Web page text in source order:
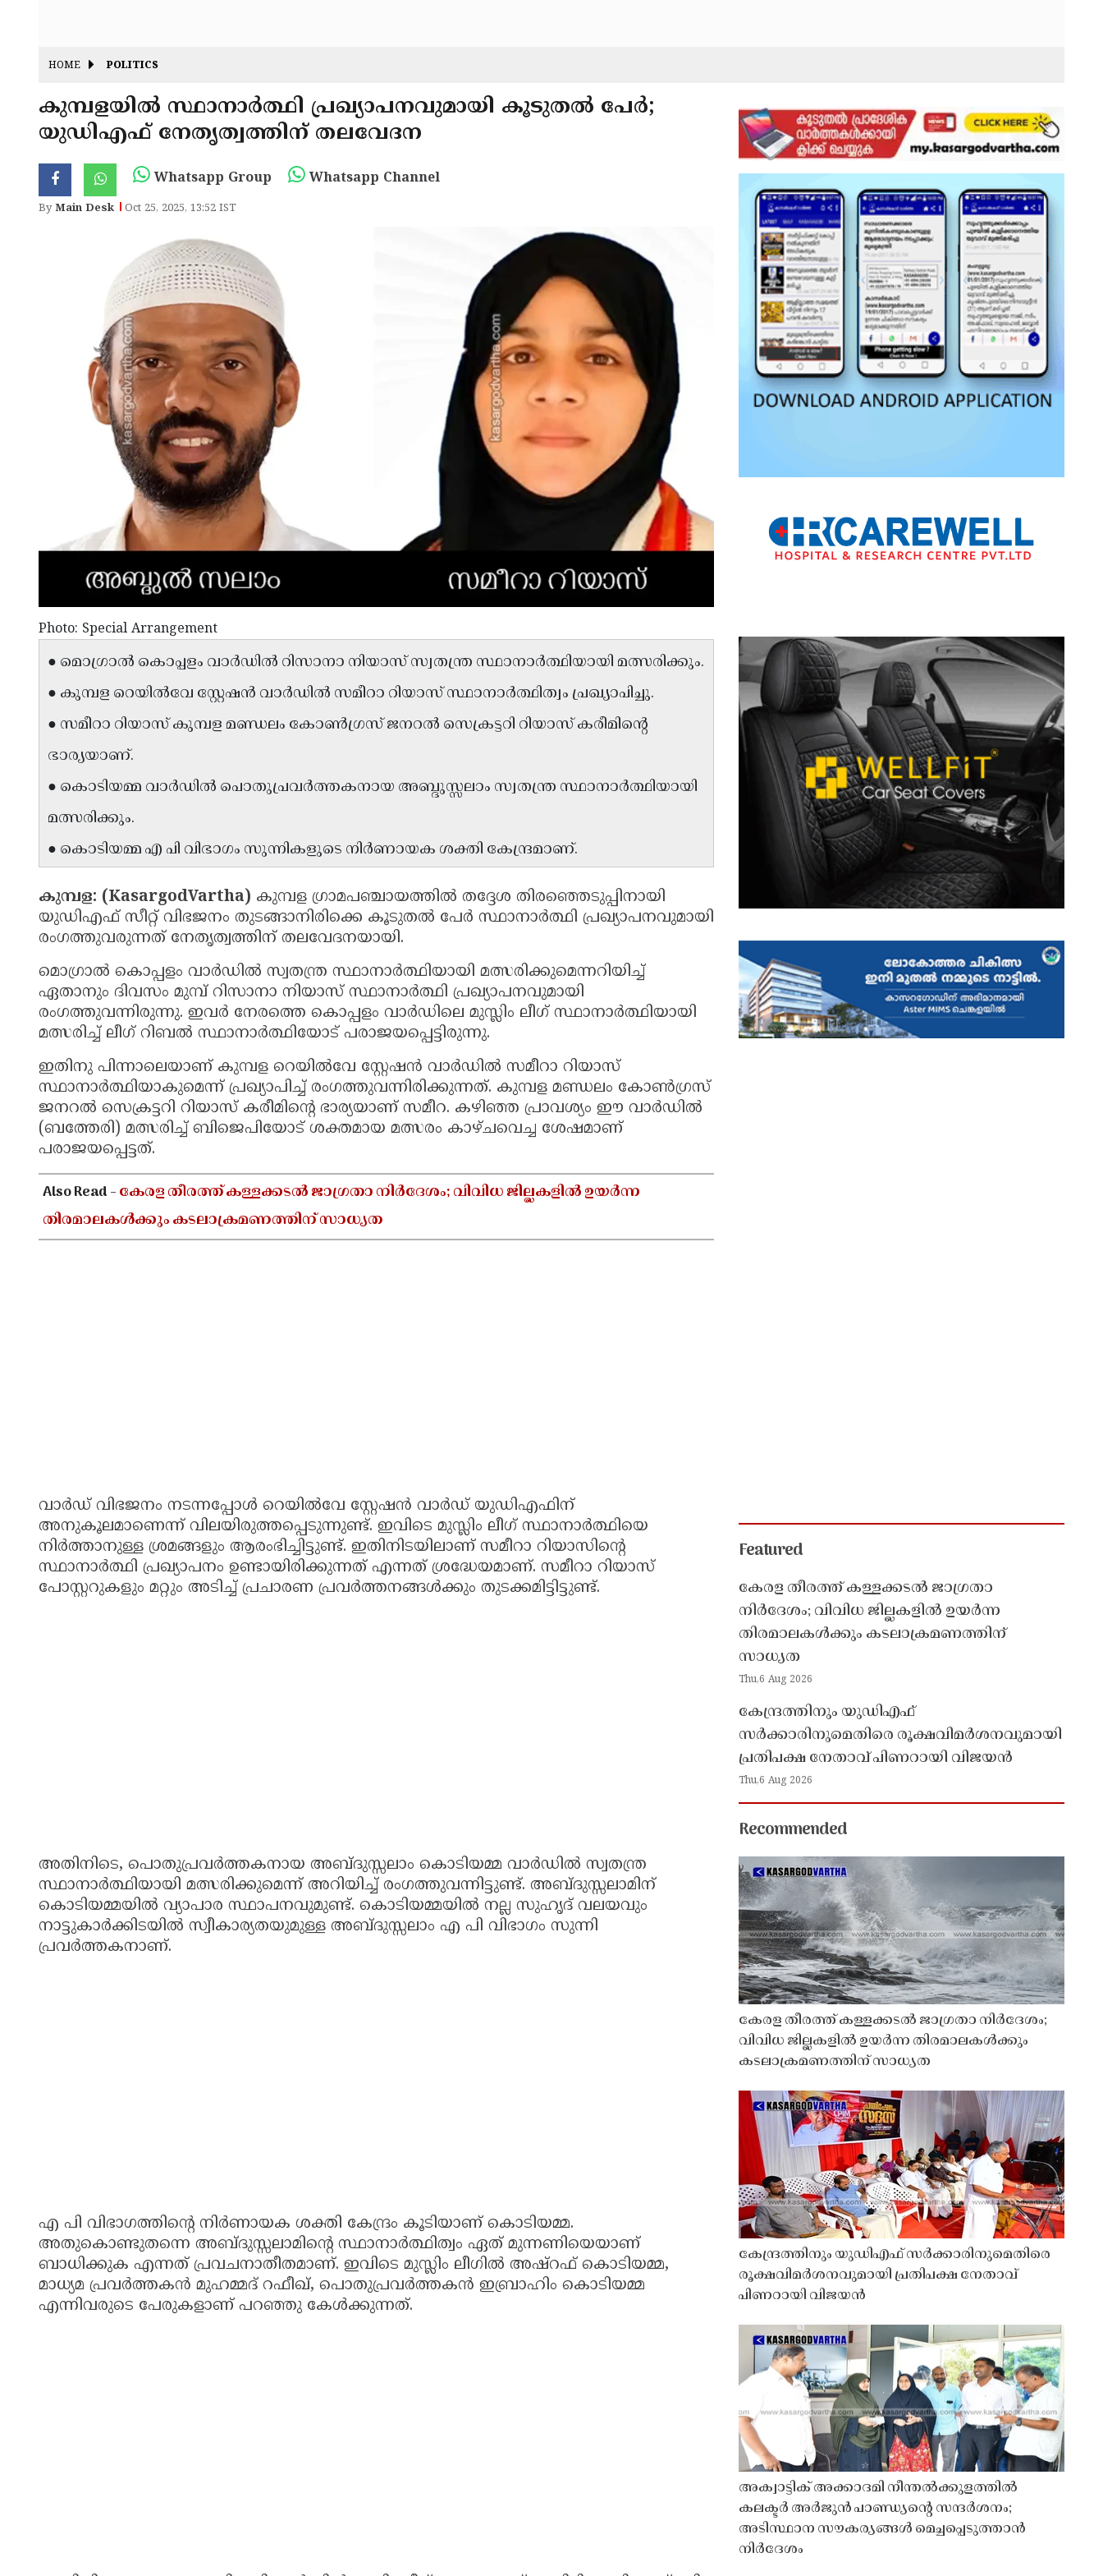
HOME POLITICS
കുമ്പളയിൽ സ്ഥാനാർത്ഥി പ്രഖ്യാപനവുമായി കൂടുതൽ പേർ;
യുഡിഎഫ് നേതൃത്വത്തിന് തലവേദന
Whatsapp Group Whatsapp Channel
ByMain Desk Oct 25, 2025, 13:52 IST
Photo: Special Arrangement
● മൊഗ്രാൽ കൊപ്പളം വാർഡിൽ റിസാനാ നിയാസ് സ്വതന്ത്ര സ്ഥാനാർത്ഥിയായി മത്സരിക്കും.
● കുമ്പള റെയിൽവേ സ്റ്റേഷൻ വാർഡിൽ സമീറാ റിയാസ് സ്ഥാനാർത്ഥിത്വം പ്രഖ്യാപിച്ചു.
● സമീറാ റിയാസ് കുമ്പള മണ്ഡലം കോൺഗ്രസ് ജനറൽ സെക്രട്ടറി റിയാസ് കരീമിന്റെ
ഭാര്യയാണ്.
● കൊടിയമ്മ വാർഡിൽ പൊതുപ്രവർത്തകനായ അബ്ദുസ്സലാം സ്വതന്ത്ര സ്ഥാനാർത്ഥിയായി
മത്സരിക്കും.
● കൊടിയമ്മ എ പി വിഭാഗം സുന്നികളുടെ നിർണായക ശക്തി കേന്ദ്രമാണ്.
കുമ്പള: (KasargodVartha) കുമ്പള ഗ്രാമപഞ്ചായത്തിൽ തദ്ദേശ തിരഞ്ഞെടുപ്പിനായി
യുഡിഎഫ് സീറ്റ് വിഭജനം തുടങ്ങാനിരിക്കെ കൂടുതൽ പേർ സ്ഥാനാർത്ഥി പ്രഖ്യാപനവുമായി
രംഗത്തുവരുന്നത് നേതൃത്വത്തിന് തലവേദനയായി.
മൊഗ്രാൽ കൊപ്പളം വാർഡിൽ സ്വതന്ത്ര സ്ഥാനാർത്ഥിയായി മത്സരിക്കുമെന്നറിയിച്ച്
ഏതാനും ദിവസം മുമ്പ് റിസാനാ നിയാസ് സ്ഥാനാർത്ഥി പ്രഖ്യാപനവുമായി
രംഗത്തുവന്നിരുന്നു. ഇവർ നേരത്തെ കൊപ്പളം വാർഡിലെ മുസ്ലിം ലീഗ് സ്ഥാനാർത്ഥിയായി
മത്സരിച്ച് ലീഗ് റിബൽ സ്ഥാനാർത്ഥിയോട് പരാജയപ്പെട്ടിരുന്നു.
ഇതിനു പിന്നാലെയാണ് കുമ്പള റെയിൽവേ സ്റ്റേഷൻ വാർഡിൽ സമീറാ റിയാസ്
സ്ഥാനാർത്ഥിയാകുമെന്ന് പ്രഖ്യാപിച്ച് രംഗത്തുവന്നിരിക്കുന്നത്. കുമ്പള മണ്ഡലം കോൺഗ്രസ്
ജനറൽ സെക്രട്ടറി റിയാസ് കരീമിന്റെ ഭാര്യയാണ് സമീറ. കഴിഞ്ഞ പ്രാവശ്യം ഈ വാർഡിൽ
(ബത്തേരി) മത്സരിച്ച് ബിജെപിയോട് ശക്തമായ മത്സരം കാഴ്ചവെച്ച ശേഷമാണ്
പരാജയപ്പെട്ടത്.
Also Read -കേരള തീരത്ത് കള്ളക്കടൽ ജാഗ്രതാ നിർദേശം; വിവിധ ജില്ലകളിൽ ഉയർന്ന
തിരമാലകൾക്കും കടലാക്രമണത്തിന് സാധ്യത
വാർഡ് വിഭജനം നടന്നപ്പോൾ റെയിൽവേ സ്റ്റേഷൻ വാർഡ് യുഡിഎഫിന്
അനുകൂലമാണെന്ന് വിലയിരുത്തപ്പെടുന്നുണ്ട്. ഇവിടെ മുസ്ലിം ലീഗ് സ്ഥാനാർത്ഥിയെ
നിർത്താനുള്ള ശ്രമങ്ങളും ആരംഭിച്ചിട്ടുണ്ട്. ഇതിനിടയിലാണ് സമീറാ റിയാസിന്റെ
സ്ഥാനാർത്ഥി പ്രഖ്യാപനം ഉണ്ടായിരിക്കുന്നത് എന്നത് ശ്രദ്ധേയമാണ്. സമീറാ റിയാസ്
പോസ്റ്ററുകളും മറ്റും അടിച്ച് പ്രചാരണ പ്രവർത്തനങ്ങൾക്കും തുടക്കമിട്ടിട്ടുണ്ട്.
അതിനിടെ, പൊതുപ്രവർത്തകനായ അബ്ദുസ്സലാം കൊടിയമ്മ വാർഡിൽ സ്വതന്ത്ര
സ്ഥാനാർത്ഥിയായി മത്സരിക്കുമെന്ന് അറിയിച്ച് രംഗത്തുവന്നിട്ടുണ്ട്. അബ്ദുസ്സലാമിന്
കൊടിയമ്മയിൽ വ്യാപാര സ്ഥാപനവുമുണ്ട്. കൊടിയമ്മയിൽ നല്ല സുഹൃദ് വലയവും
നാട്ടുകാർക്കിടയിൽ സ്വീകാര്യതയുമുള്ള അബ്ദുസ്സലാം എ പി വിഭാഗം സുന്നി
പ്രവർത്തകനാണ്.
എ പി വിഭാഗത്തിന്റെ നിർണായക ശക്തി കേന്ദ്രം കൂടിയാണ് കൊടിയമ്മ.
അതുകൊണ്ടുതന്നെ അബ്ദുസ്സലാമിന്റെ സ്ഥാനാർത്ഥിത്വം ഏത് മുന്നണിയെയാണ്
ബാധിക്കുക എന്നത് പ്രവചനാതീതമാണ്. ഇവിടെ മുസ്ലിം ലീഗിൽ അഷ്റഫ് കൊടിയമ്മ,
മാധ്യമ പ്രവർത്തകൻ മുഹമ്മദ് റഫീഖ്, പൊതുപ്രവർത്തകൻ ഇബ്രാഹിം കൊടിയമ്മ
എന്നിവരുടെ പേരുകളാണ് പറഞ്ഞു കേൾക്കുന്നത്.
Featured
കേരള തീരത്ത് കള്ളക്കടൽ ജാഗ്രതാ
നിർദേശം; വിവിധ ജില്ലകളിൽ ഉയർന്ന
തിരമാലകൾക്കും കടലാക്രമണത്തിന്
സാധ്യത
Thu,6 Aug 2026
കേന്ദ്രത്തിനും യുഡിഎഫ്
സർക്കാരിനുമെതിരെ രൂക്ഷവിമർശനവുമായി
പ്രതിപക്ഷ നേതാവ് പിണറായി വിജയൻ
Thu,6 Aug 2026
Recommended
കേരള തീരത്ത് കള്ളക്കടൽ ജാഗ്രതാ നിർദേശം;
വിവിധ ജില്ലകളിൽ ഉയർന്ന തിരമാലകൾക്കും
കടലാക്രമണത്തിന് സാധ്യത
കേന്ദ്രത്തിനും യുഡിഎഫ് സർക്കാരിനുമെതിരെ
രൂക്ഷവിമർശനവുമായി പ്രതിപക്ഷ നേതാവ്
പിണറായി വിജയൻ
അക്വാട്ടിക് അക്കാദമി നീന്തൽക്കുളത്തിൽ
കലക്ടർ അർജുൻ പാണ്ഡ്യൻ്റെ സന്ദർശനം;
അടിസ്ഥാന സൗകര്യങ്ങൾ മെച്ചപ്പെടുത്താൻ
നിർദേശം